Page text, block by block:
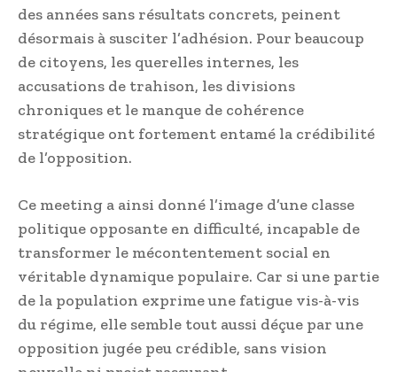
des années sans résultats concrets, peinent
désormais à susciter l’adhésion. Pour beaucoup
de citoyens, les querelles internes, les
accusations de trahison, les divisions
chroniques et le manque de cohérence
stratégique ont fortement entamé la crédibilité
de l’opposition.
Ce meeting a ainsi donné l’image d’une classe
politique opposante en difficulté, incapable de
transformer le mécontentement social en
véritable dynamique populaire. Car si une partie
de la population exprime une fatigue vis-à-vis
du régime, elle semble tout aussi déçue par une
opposition jugée peu crédible, sans vision